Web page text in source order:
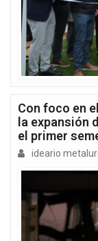
Con foco en
la expansión
el primer
ideario